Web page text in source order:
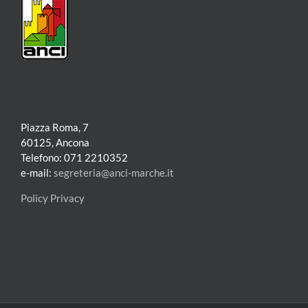
Piazza Roma, 7
60125, Ancona
Telefono: 071 2210352
e-mail: segreteria@anci-marche.it
Policy Privacy